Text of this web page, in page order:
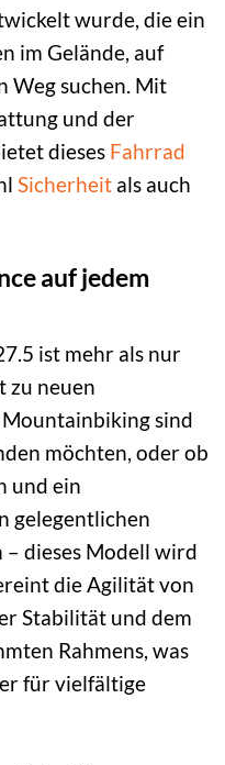
wurde, die ein
im Gelände, auf
Weg suchen. Mit
und der
dieses Fahrrad
Sicherheit als auch
auf jedem
ist mehr als nur
zu neuen
sind
möchten, oder ob
und ein
gelegentlichen
– dieses Modell wird
die Agilität von
Stabilität und dem
Rahmens, was
für vielfältige